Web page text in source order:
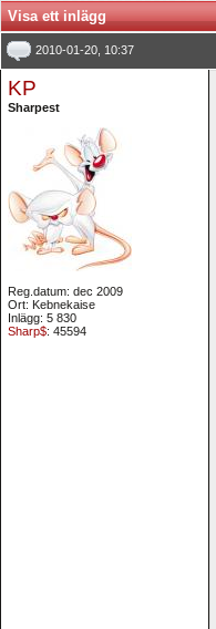
Visa ett inlägg
2010-01-20, 10:37
KP
Sharpest
Reg.datum: dec 2009
Ort: Kebnekaise
Inlägg: 5 830
Sharp$: 45594